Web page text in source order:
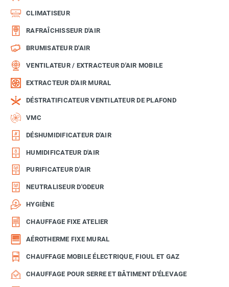
CLIMATISEUR
RAFRAÎCHISSEUR D'AIR
BRUMISATEUR D'AIR
VENTILATEUR / EXTRACTEUR D'AIR MOBILE
EXTRACTEUR D'AIR MURAL
DÉSTRATIFICATEUR VENTILATEUR DE PLAFOND
VMC
DÉSHUMIDIFICATEUR D'AIR
HUMIDIFICATEUR D'AIR
PURIFICATEUR D'AIR
NEUTRALISEUR D'ODEUR
HYGIÈNE
CHAUFFAGE FIXE ATELIER
AÉROTHERME FIXE MURAL
CHAUFFAGE MOBILE ÉLECTRIQUE, FIOUL ET GAZ
CHAUFFAGE POUR SERRE ET BÂTIMENT D'ÉLEVAGE